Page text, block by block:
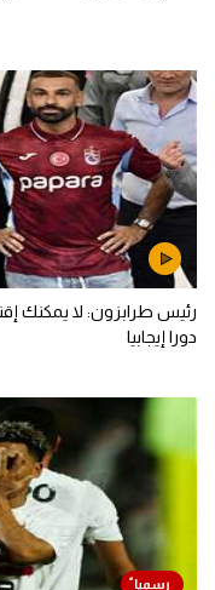
رئيس طرابزون: لا يمكنك
دورا إيجابيا